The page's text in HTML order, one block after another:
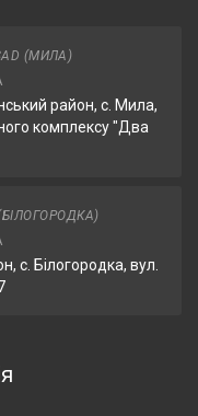
(МИЛА)
район, с. Мила,
комплексу "Два
с. Білогородка, вул.